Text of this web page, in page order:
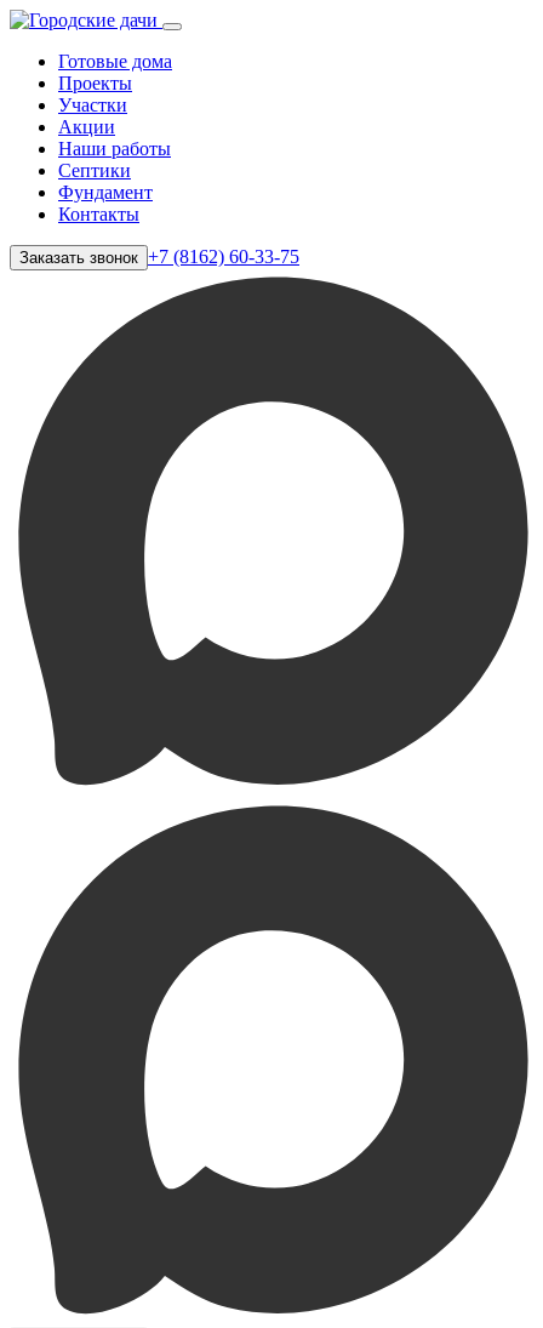
Готовые дома
Проекты
Участки
Акции
Наши работы
Септики
Фундамент
Контакты
Заказать звонок +7 (8162) 60-33-75